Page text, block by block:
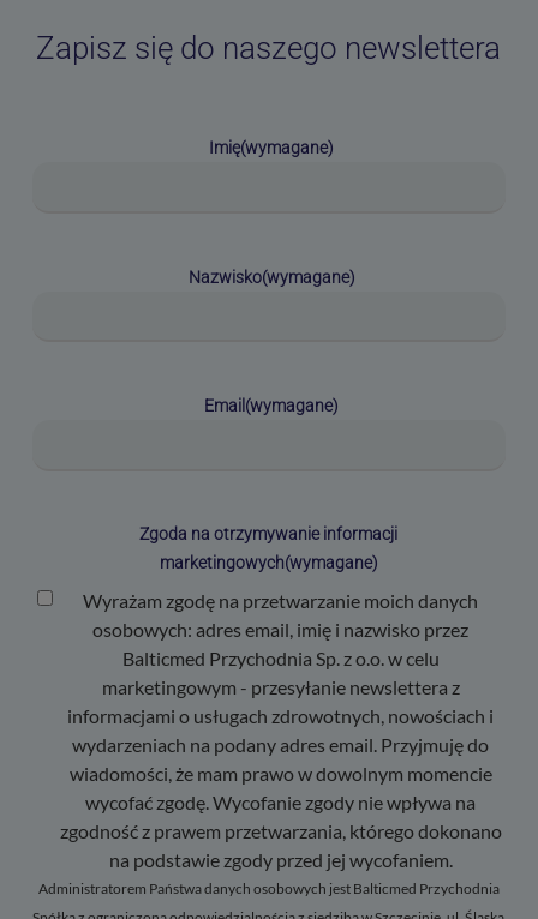
Zapisz się do naszego newslettera
Imię(wymagane)
Nazwisko(wymagane)
Email (wymagane)
Zgoda na otrzymywanie informacji
marketingowych(wymagane)
Wyrażam zgodę na przetwarzanie moich danych
osobowych: adres email, imię i nazwisko przez
Balticmed Przychodnia Sp. z o.o. w celu
marketingowym - przesyłanie newslettera z
informacjami o usługach zdrowotnych, nowościach i
wydarzeniach na podany adres email. Przyjmuję do
wiadomości, że mam prawo w dowolnym momencie
wycofać zgodę. Wycofanie zgody nie wpływa na
zgodność z prawem przetwarzania, którego dokonano
na podstawie zgody przed jej wycofaniem.
Administratorem Państwa danych osobowych jest Balticmed Przychodnia